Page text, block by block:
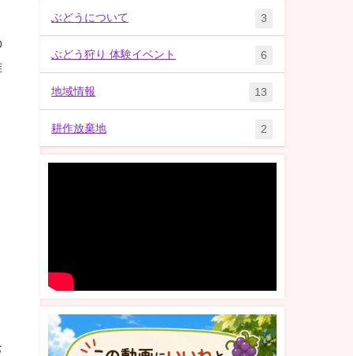
ぶどうについて 3
ぶどう狩り 体験イベント 6
地域情報 13
耕作放棄地 2